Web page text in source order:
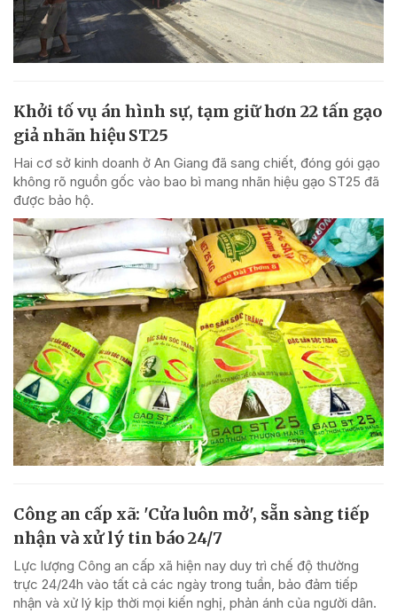
Khởi tố vụ án hình sự, tạm giữ hơn 22 tấn gạo
giả nhãn hiệu ST25
Hai cơ sở kinh doanh ở An Giang đã sang chiết, đóng gói gạo
không rõ nguồn gốc vào bao bì mang nhãn hiệu gạo ST25 đã
được bảo hộ.
Công an cấp xã: 'Cửa luôn mở', sẵn sàng tiếp
nhận và xử lý tin báo 24/7
Lực lượng Công an cấp xã hiện nay duy trì chế độ thường
trực 24/24h vào tất cả các ngày trong tuần, bảo đảm tiếp
nhận và xử lý kịp thời mọi kiến nghị, phản ánh của người dân.